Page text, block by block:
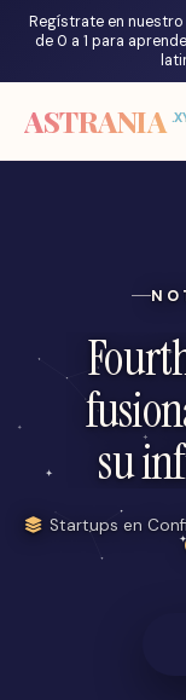
Regístrate en
de 0 a 1 para
ASTRANIA
su
Startups en